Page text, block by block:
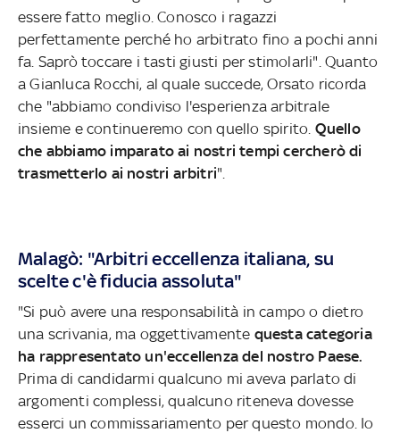
essere fatto meglio. Conosco i ragazzi
perfettamente perché ho arbitrato fino a pochi anni
fa. Saprò toccare i tasti giusti per stimolarli". Quanto
a Gianluca Rocchi, al quale succede, Orsato ricorda
che "abbiamo condiviso l'esperienza arbitrale
insieme e continueremo con quello spirito. Quello
che abbiamo imparato ai nostri tempi cercherò di
trasmetterlo ai nostri arbitri".
Malagò: "Arbitri eccellenza italiana, su
scelte c'è fiducia assoluta"
"Si può avere una responsabilità in campo o dietro
una scrivania, ma oggettivamente questa categoria
ha rappresentato un'eccellenza del nostro Paese.
Prima di candidarmi qualcuno mi aveva parlato di
argomenti complessi, qualcuno riteneva dovesse
esserci un commissariamento per questo mondo. Io